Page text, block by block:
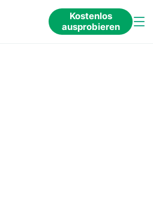
Kostenlos
ausprobieren